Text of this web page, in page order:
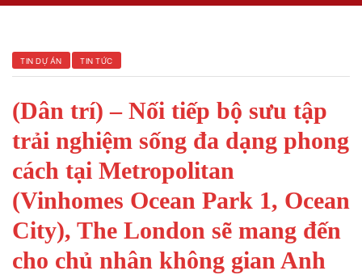
Hải
TIN DỰ ÁN TIN TỨC
(Dân trí) – Nối tiếp bộ sưu tập
trải nghiệm sống đa dạng phong
cách tại Metropolitan
(Vinhomes Ocean Park 1, Ocean
City), The London sẽ mang đến
cho chủ nhân không gian Anh